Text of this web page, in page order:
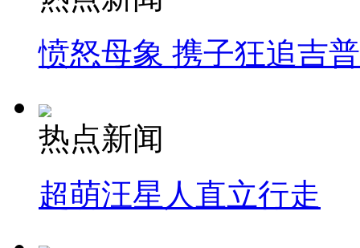
愤怒母象 携子狂追吉
热点新闻
超萌汪星人直立行走